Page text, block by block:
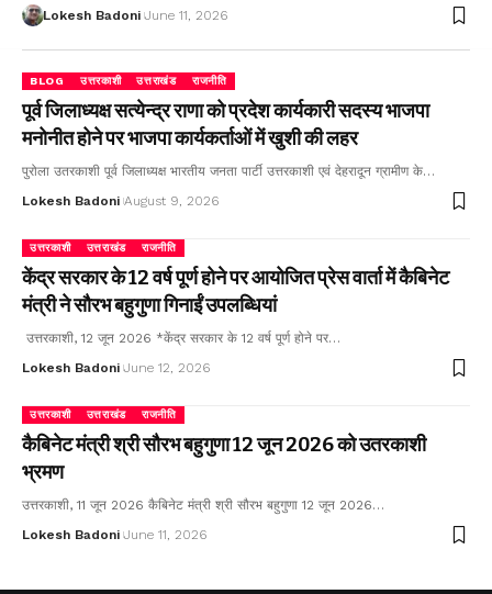
Lokesh Badoni June 11, 2026
BLOG उत्तरकाशी उत्तराखंड राजनीति
पूर्व जिलाध्यक्ष सत्येन्द्र राणा को प्रदेश कार्यकारी सदस्य भाजपा
मनोनीत होने पर भाजपा कार्यकर्ताओं में खुशी की लहर
पुरोला उतरकाशी पूर्व जिलाध्यक्ष भारतीय जनता पार्टी उत्तरकाशी एवं देहरादून ग्रामीण के…
Lokesh Badoni August 9, 2026
उत्तरकाशी उत्तराखंड राजनीति
केंद्र सरकार के 12 वर्ष पूर्ण होने पर आयोजित प्रेस वार्ता में कैबिनेट
मंत्री ने सौरभ बहुगुणा गिनाईं उपलब्धियां
उत्तरकाशी, 12 जून 2026 *केंद्र सरकार के 12 वर्ष पूर्ण होने पर…
Lokesh Badoni June 12, 2026
उत्तरकाशी उत्तराखंड राजनीति
कैबिनेट मंत्री श्री सौरभ बहुगुणा 12 जून 2026 को उतरकाशी
भ्रमण
उत्तरकाशी, 11 जून 2026 कैबिनेट मंत्री श्री सौरभ बहुगुणा 12 जून 2026…
Lokesh Badoni June 11, 2026